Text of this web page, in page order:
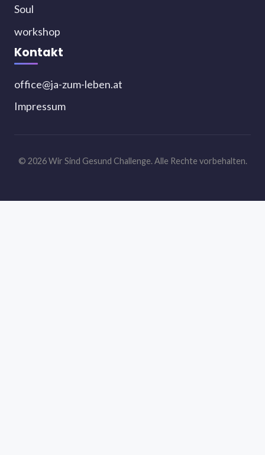
Soul
workshop
Kontakt
office@ja-zum-leben.at
Impressum
© 2026 Wir Sind Gesund Challenge. Alle Rechte vorbehalten.